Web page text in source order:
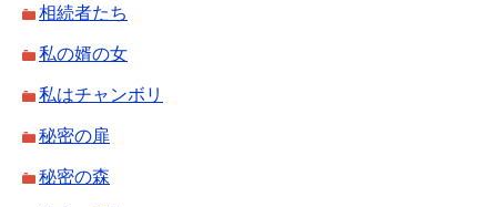
相続者たち
私の婿の女
私はチャンボリ
秘密の扉
秘密の森